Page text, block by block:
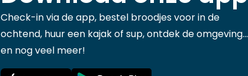
Check-in via de app, bestel broodjes voor in de
ochtend, huur een kajak of sup, ontdek de omgeving...
en nog veel meer!